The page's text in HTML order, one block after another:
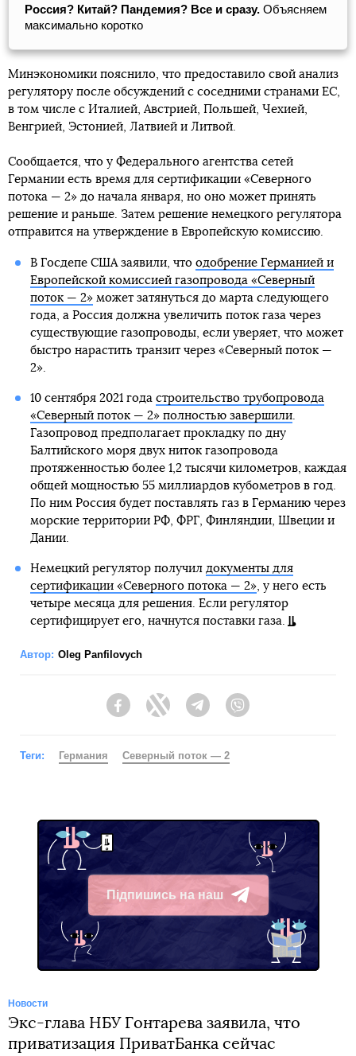
Россия? Китай? Пандемия? Все и сразу. Объясняем
максимально коротко
Минэкономики пояснило, что предоставило свой анализ
регулятору после обсуждений с соседними странами ЕС,
в том числе с Италией, Австрией, Польшей, Чехией,
Венгрией, Эстонией, Латвией и Литвой.
Сообщается, что у Федерального агентства сетей
Германии есть время для сертификации «Северного
потока — 2» до начала января, но оно может принять
решение и раньше. Затем решение немецкого регулятора
отправится на утверждение в Европейскую комиссию.
В Госдепе США заявили, что одобрение Германией и
Европейской комиссией газопровода «Северный
поток — 2»может затянуться до марта следующего
года, а Россия должна увеличить поток газа через
существующие газопроводы, если уверяет, что может
быстро нарастить транзит через «Северный поток —
2».
10 сентября 2021 года строительство трубопровода
«Северный поток — 2» полностью завершили.
Газопровод предполагает прокладку по дну
Балтийского моря двух ниток газопровода
протяженностью более 1,2 тысячи километров, каждая
общей мощностью 55 миллиардов кубометров в год.
По ним Россия будет поставлять газ в Германию через
морские территории РФ, ФРГ, Финляндии, Швеции и
Дании.
Немецкий регулятор получил документы для
сертификации «Северного потока — 2», у него есть
четыре месяца для решения. Если регулятор
сертифицирует его, начнутся поставки газа.
Автор: Oleg Panfilovych
FacebookTwitter Telegram
Теги: Германия Северный поток — 2
Підпишись на наш
Telegram
Новости
Экс-глава НБУ Гонтарева заявила, что
приватизация ПриватБанка сейчас